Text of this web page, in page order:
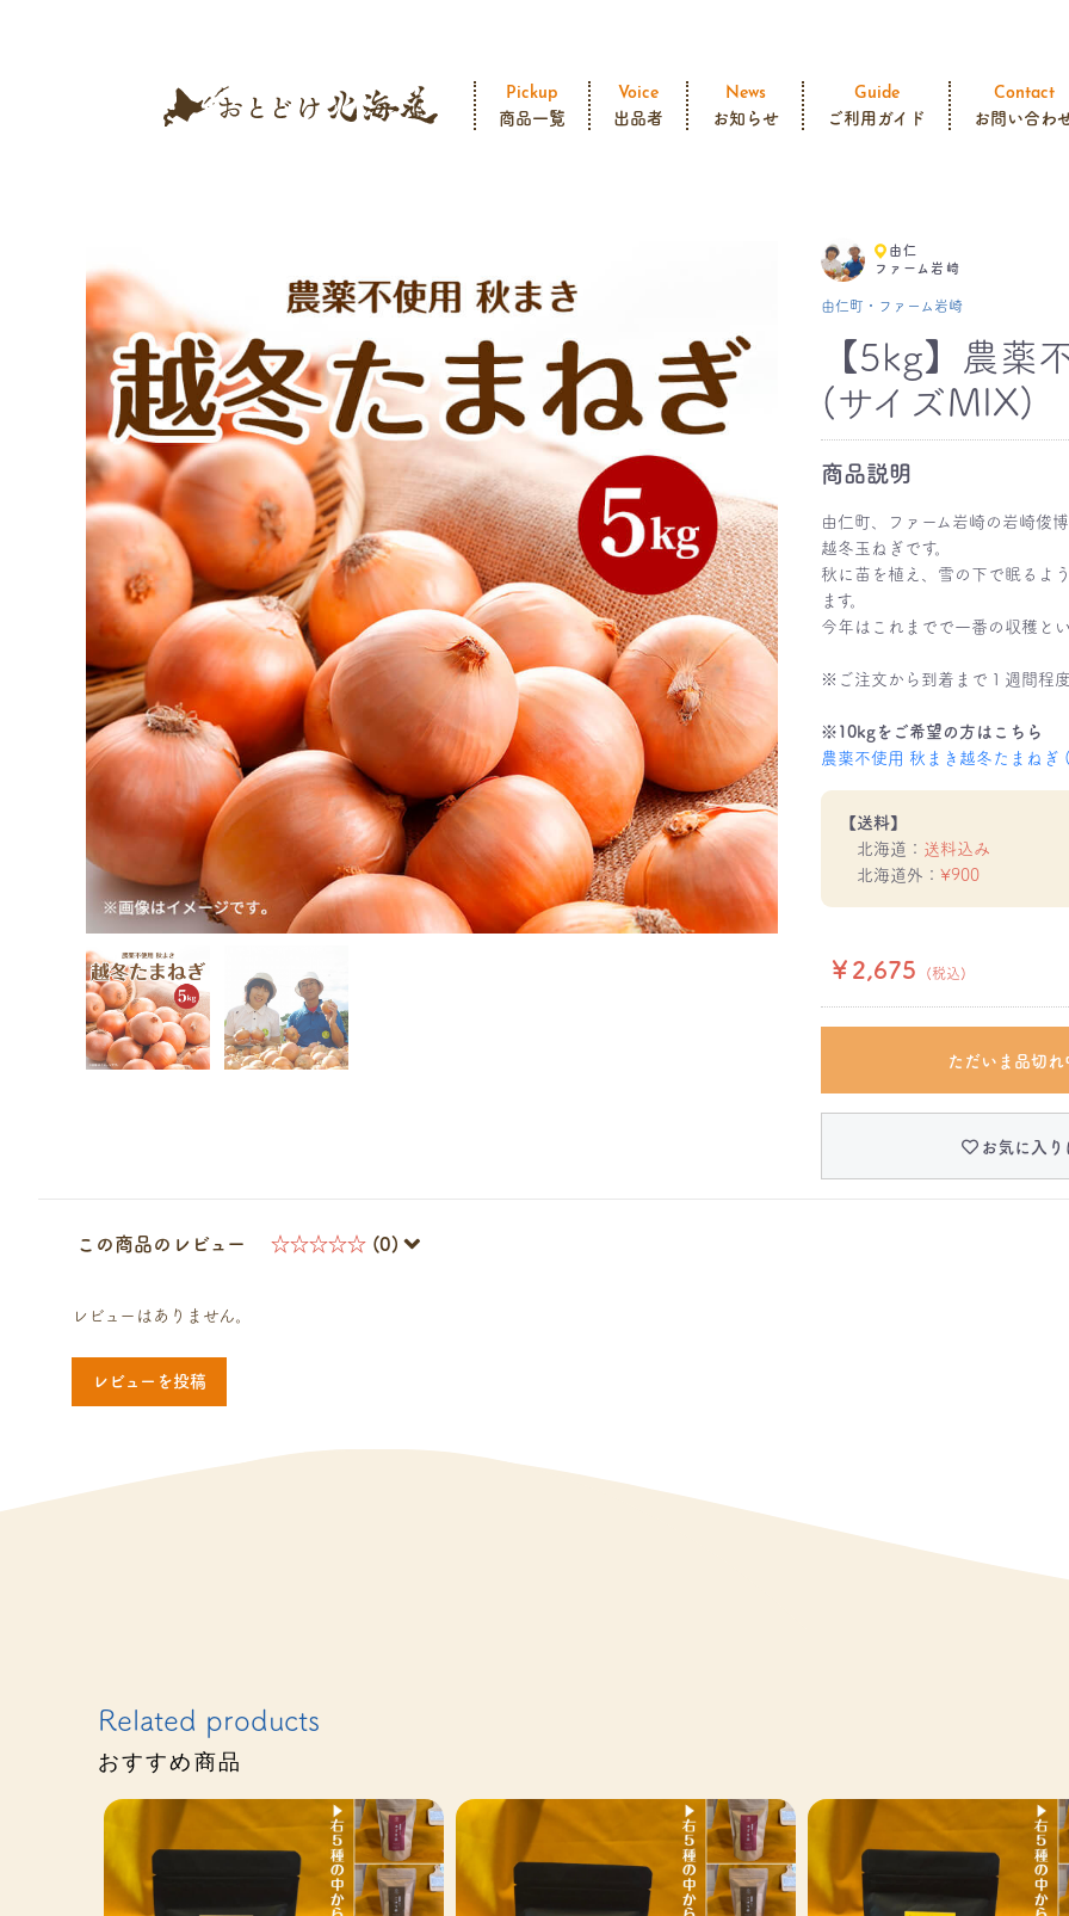
Pickup
商品一覧
Voice
出品者
News
お知らせ
Guide
ご利用ガイド
Contact
お問い合わ
由仁
ファーム岩崎
由仁町・ファーム岩崎
【5kg】農薬
(サイズMIX)
商品説明
由仁町、ファーム岩崎の岩崎俊
越冬玉ねぎです。
秋に苗を植え、雪の下で眠るよ
ます。
今年はこれまでで一番の収穫と
※ご注文から到着まで１週間程
※10kgをご希望の方はこちら
農薬不使用 秋まき越冬たまね
【送料】
北海道： 送料込み
北海道外： ¥900
￥2,675 (税込)
ただいま品切れ
お気に入り
この商品のレビュー ☆☆☆☆☆ (0)
レビューはありません。
レビューを投稿
Related products
おすすめ商品